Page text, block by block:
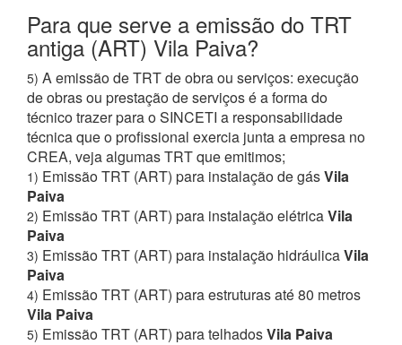
Para que serve a emissão do TRT
antiga (ART) Vila Paiva?
5) A emissão de TRT de obra ou serviços: execução
de obras ou prestação de serviços é a forma do
técnico trazer para o SINCETI a responsabilidade
técnica que o profissional exercia junta a empresa no
CREA, veja algumas TRT que emitimos;
1) Emissão TRT (ART) para instalação de gásVila
Paiva
2) Emissão TRT (ART) para instalação elétricaVila
Paiva
3) Emissão TRT (ART) para instalação hidráulicaVila
Paiva
4) Emissão TRT (ART) para estruturas até 80 metros
Vila Paiva
5) Emissão TRT (ART) para telhadosVila Paiva